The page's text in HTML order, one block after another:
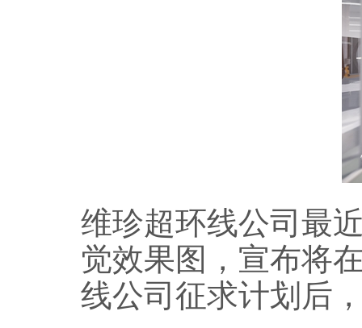
维珍超环线公司最
觉效果图，宣布将
线公司征求计划后